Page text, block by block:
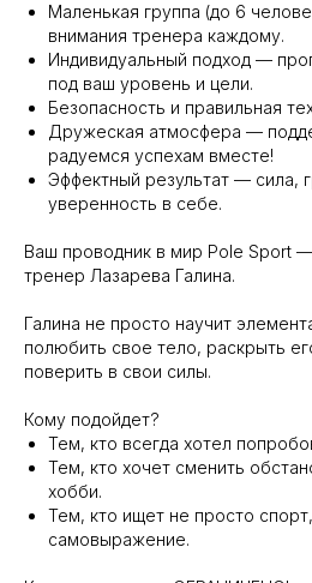
Маленькая группа (до 6
внимания тренера каждому.
Индивидуальный подход —
под ваш уровень и цели.
Безопасность и правильная
Дружеская атмосфера —
радуемся успехам вместе!
Эффектный результат — сила,
уверенность в себе.
Ваш проводник в мир Pole Sport
тренер Лазарева Галина.
Галина не просто научит
полюбить свое тело, раскрыть
поверить в свои силы.
Кому подойдет?
Тем, кто всегда хотел
Тем, кто хочет сменить
хобби.
Тем, кто ищет не просто
самовыражение.